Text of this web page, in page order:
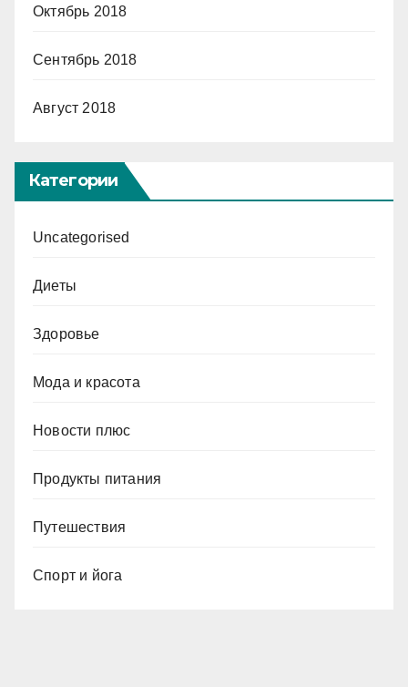
Октябрь 2018
Сентябрь 2018
Август 2018
Категории
Uncategorised
Диеты
Здоровье
Мода и красота
Новости плюс
Продукты питания
Путешествия
Спорт и йога